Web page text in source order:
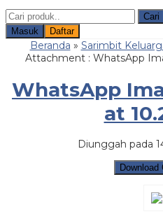
Cari
Masuk
Daftar
Beranda » Sarimbit
Attachment : WhatsApp
WhatsApp
at
Diunggah pada
Download